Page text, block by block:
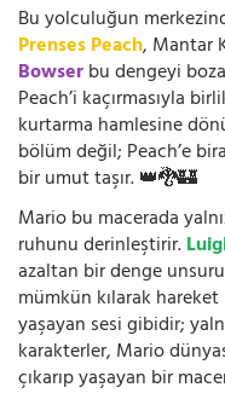
Bu yolculuğun
Prenses Peach, Mantar
Bowserbu dengeyi
Peach’i kaçırmasıyla
kurtarma hamlesine
bölüm değil; Peach’e
bir umut taşır. 👑🐉🏰
Mario bu macerada
ruhunu derinleştirir.
azaltan bir denge
mümkün kılarak
yaşayan sesi gibidir;
karakterler, Mario
çıkarıp yaşayan bir